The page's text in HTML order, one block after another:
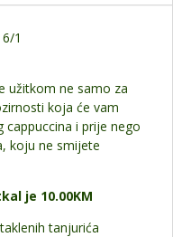
1
užitkom ne samo za
koja će vam
i prije nego
koju ne smijete
je 10.00KM
tanjurića